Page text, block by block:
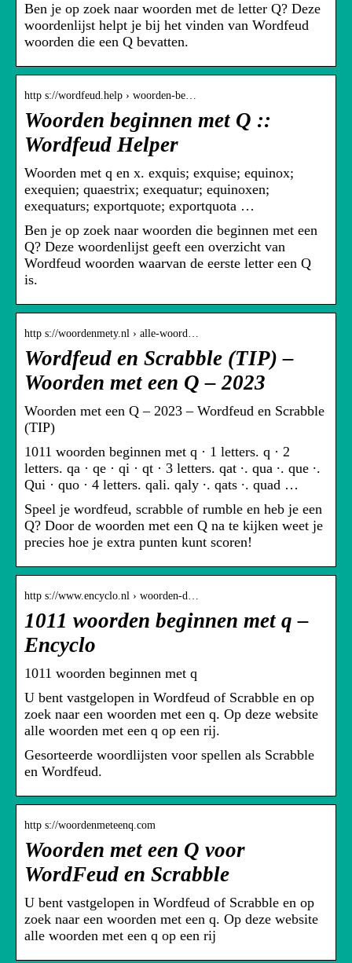
Ben je op zoek naar woorden met de letter Q? Deze
woordenlijst helpt je bij het vinden van Wordfeud
woorden die een Q bevatten.
http s://wordfeud.help › woorden-be…
Woorden beginnen met Q ::
Wordfeud Helper
Woorden met q en x. exquis; exquise; equinox;
exequien; quaestrix; exequatur; equinoxen;
exequaturs; exportquote; exportquota …
Ben je op zoek naar woorden die beginnen met een
Q? Deze woordenlijst geeft een overzicht van
Wordfeud woorden waarvan de eerste letter een Q
is.
http s://woordenmety.nl › alle-woord…
Wordfeud en Scrabble (TIP) –
Woorden met een Q – 2023
Woorden met een Q – 2023 – Wordfeud en Scrabble
(TIP)
1011 woorden beginnen met q · 1 letters. q · 2
letters. qa · qe · qi · qt · 3 letters. qat ∙. qua ∙. que ∙.
Qui · quo · 4 letters. qali. qaly ∙. qats ∙. quad …
Speel je wordfeud, scrabble of rumble en heb je een
Q? Door de woorden met een Q na te kijken weet je
precies hoe je extra punten kunt scoren!
http s://www.encyclo.nl › woorden-d…
1011 woorden beginnen met q –
Encyclo
1011 woorden beginnen met q
U bent vastgelopen in Wordfeud of Scrabble en op
zoek naar een woorden met een q. Op deze website
alle woorden met een q op een rij.
Gesorteerde woordlijsten voor spellen als Scrabble
en Wordfeud.
http s://woordenmeteenq.com
Woorden met een Q voor
WordFeud en Scrabble
U bent vastgelopen in Wordfeud of Scrabble en op
zoek naar een woorden met een q. Op deze website
alle woorden met een q op een rij